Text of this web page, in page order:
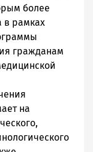
более
в рамках
гражданам
на